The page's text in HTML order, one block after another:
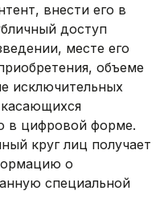
внести его в
доступ
месте его
объеме
исключительных
в цифровой форме.
круг лиц получает
о
специальной